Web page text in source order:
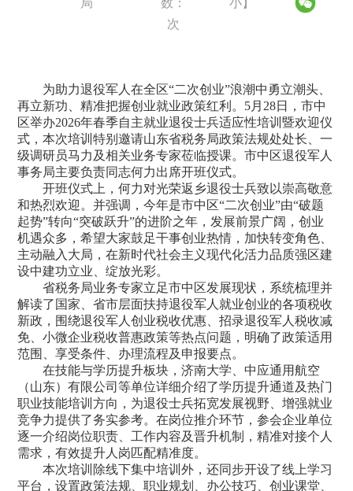
局
数：
次
小】
为助力退役军人在全区“二次创业”浪潮中勇立潮头、
再立新功、精准把握创业就业政策红利。5月28日，市中
区举办2026年春季自主就业退役士兵适应性培训暨欢迎仪
式，本次培训特别邀请山东省税务局政策法规处处长、一
级调研员马力及相关业务专家莅临授课。市中区退役军人
事务局主要负责同志何力出席开班仪式。
开班仪式上，何力对光荣返乡退役士兵致以崇高敬意
和热烈欢迎。并强调，今年是市中区“二次创业”由“破题
起势”转向“突破跃升”的进阶之年，发展前景广阔，创业
机遇众多，希望大家鼓足干事创业热情，加快转变角色、
主动融入大局，在新时代社会主义现代化活力品质强区建
设中建功立业、绽放光彩。
省税务局业务专家立足市中区发展现状，系统梳理并
解读了国家、省市层面扶持退役军人就业创业的各项税收
新政，围绕退役军人创业税收优惠、招录退役军人税收减
免、小微企业税收普惠政策等热点问题，明确了政策适用
范围、享受条件、办理流程及申报要点。
在技能与学历提升板块，济南大学、中应通用航空
（山东）有限公司等单位详细介绍了学历提升通道及热门
职业技能培训方向，为退役士兵拓宽发展视野、增强就业
竞争力提供了务实参考。在岗位推介环节，参会企业单位
逐一介绍岗位职责、工作内容及晋升机制，精准对接个人
需求，有效提升人岗匹配精准度。
本次培训除线下集中培训外，还同步开设了线上学习
平台，设置政策法规、职业规划、办公技巧、创业课堂、